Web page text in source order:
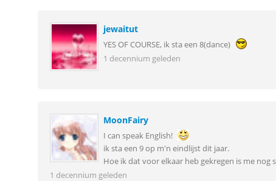
jewaitut
YES OF COURSE, ik sta een 8(dance)
1 decennium geleden
MoonFairy
I can speak English!
ik sta een 9 op m'n eindlijst dit jaar.
Hoe ik dat voor elkaar heb gekregen is me nog
1 decennium geleden